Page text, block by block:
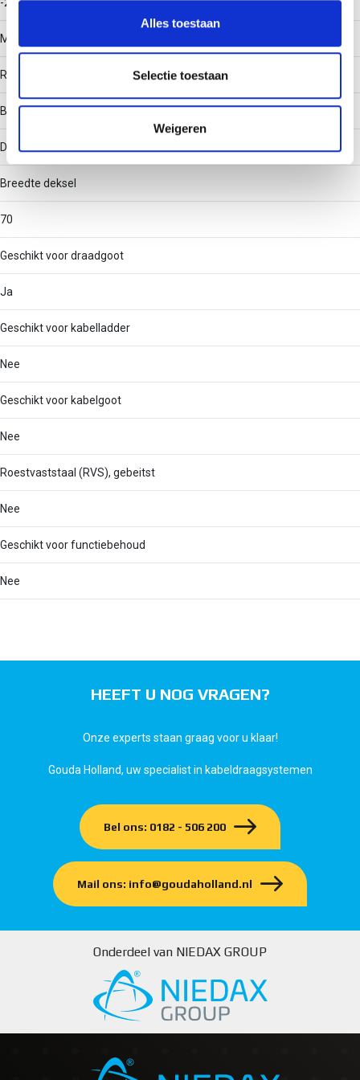
en om ons websiteverkeer te analyseren. Ook delen we
partners voor social media, adverteren en analyse. Deze
partners kunnen deze gegevens combineren met andere
informatie die u aan ze heeft verstrekt of die ze hebben
verzameld op basis van uw gebruik van hun services.
Alles toestaan
Selectie toestaan
Weigeren
Materiaal
Roestvaststaal (RVS)
Bevestigingswijze
Dekselklem
Breedte deksel
70
Geschikt voor draadgoot
Ja
Geschikt voor kabelladder
Nee
Geschikt voor kabelgoot
Nee
Roestvaststaal (RVS), gebeitst
Nee
Geschikt voor functiebehoud
Nee
HEEFT U NOG VRAGEN?
Onze experts staan graag voor u klaar!
Gouda Holland, uw specialist in kabeldraagsystemen
Bel ons: 0182 - 506 200
Mail ons: info@goudaholland.nl
Onderdeel van NIEDAX GROUP